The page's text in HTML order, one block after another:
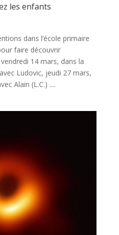
les enfants
dans l’école primaire
faire découvrir
14 mars, dans la
Ludovic, jeudi 27 mars,
Alain (L.C.) ....